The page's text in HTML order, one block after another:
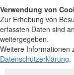
Verwendung von
Zur Erhebung von
erfassten Daten sind
weitergegeben.
Weitere Informationen
Datenschutzerklärung.